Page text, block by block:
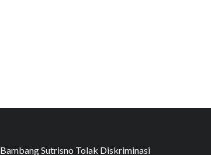
Bambang Sutrisno Tolak Diskriminasi